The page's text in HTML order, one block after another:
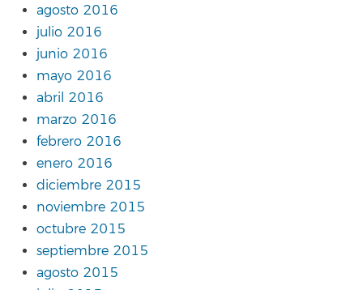
agosto 2016
julio 2016
junio 2016
mayo 2016
abril 2016
marzo 2016
febrero 2016
enero 2016
diciembre 2015
noviembre 2015
octubre 2015
septiembre 2015
agosto 2015